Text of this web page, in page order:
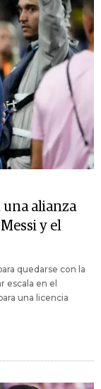
alianza
y el
quedarse con la
escala en el
una licencia